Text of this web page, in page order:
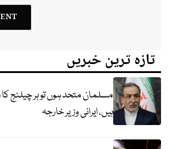
تازہ ترین خبریں
مسلمان متحد ہوں تو ہر چیلنج
ہیں، ایرانی وزیر خارجہ